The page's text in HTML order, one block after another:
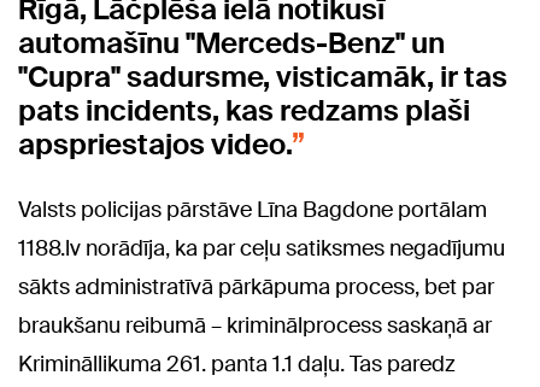
Rīgā, Lāčplēša ielā notikusī
automašīnu "Merceds-Benz" un
"Cupra" sadursme, visticamāk, ir tas
pats incidents, kas redzams plaši
apspriestajos video.
Valsts policijas pārstāve Līna Bagdone portālam
1188.lv norādīja, ka par ceļu satiksmes negadījumu
sākts administratīvā pārkāpuma process, bet par
braukšanu reibumā – kriminālprocess saskaņā ar
Krimināllikuma 261. panta 1.1 daļu. Tas paredz